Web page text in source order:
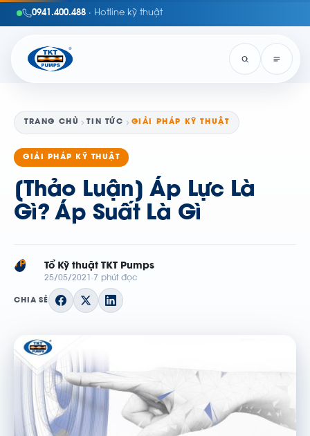
0941.400.488 · Hotline kỹ thuật
TRANG CHỦ TIN TỨC GIẢI PHÁP KỸ THUẬT
GIẢI PHÁP KỸ THUẬT
[Thảo Luận] Áp Lực Là
Gì? Áp Suất Là Gì
TP Tổ Kỹ thuật TKT Pumps
25/05/2021 7 phút đọc
CHIA SẺ